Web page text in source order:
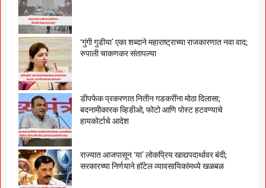
‘गुंगी गुडीया’ एका शब्दाने महाराष्ट्राच्या राजकारणात नवा वाद;
रुपाली चाकणकर संतापल्या
डीपफेक प्रकरणात नितीन गडकरींना मोठा दिलासा;
बदनामीकारक व्हिडीओ, फोटो आणि पोस्ट हटवण्याचे
हायकोर्टाचे आदेश
राज्यात आजपासून ‘या’ लोकप्रिय खाद्यपदार्थावर बंदी;
सरकारच्या निर्णयाने हॉटेल व्यावसायिकांमध्ये खळबळ